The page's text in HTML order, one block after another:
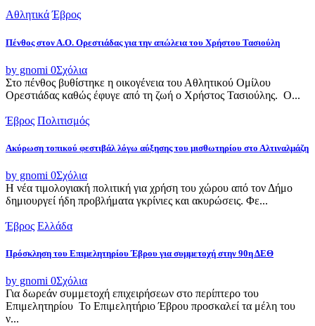
Αθλητικά Έβρος
Πένθος στον Α.Ο. Ορεστιάδας για την απώλεια του Χρήστου Τασιούλη
by gnomi 0Σχόλια
Στο πένθος βυθίστηκε η οικογένεια του Αθλητικού Ομίλου
Ορεστιάδας καθώς έφυγε από τη ζωή ο Χρήστος Τασιούλης. Ο...
Έβρος Πολιτισμός
Ακύρωση τοπικού φεστιβάλ λόγω αύξησης του μισθωτηρίου στο Αλτιναλμάζη
by gnomi 0Σχόλια
Η νέα τιμολογιακή πολιτική για χρήση του χώρου από τον Δήμο
δημιουργεί ήδη προβλήματα γκρίνιες και ακυρώσεις. Φε...
Έβρος Ελλάδα
Πρόσκληση του Επιμελητηρίου Έβρου για συμμετοχή στην 90η ΔΕΘ
by gnomi 0Σχόλια
Για δωρεάν συμμετοχή επιχειρήσεων στο περίπτερο του
Επιμελητηρίου Το Επιμελητήριο Έβρου προσκαλεί τα μέλη του
ν...